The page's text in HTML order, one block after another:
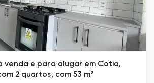
venda e para alugar em Cotia,
2 quartos, com 53 m²